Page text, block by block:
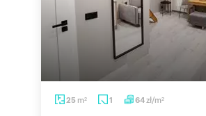
25 m2 1 64zł/m2